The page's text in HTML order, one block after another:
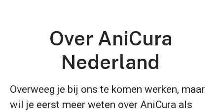
Over AniCura
Nederland
Overweeg je bij ons te komen werken, maar
wil je eerst meer weten over AniCura als